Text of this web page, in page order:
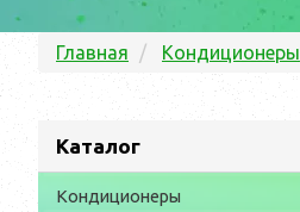
Главная Кондиционеры
Каталог
Кондиционеры